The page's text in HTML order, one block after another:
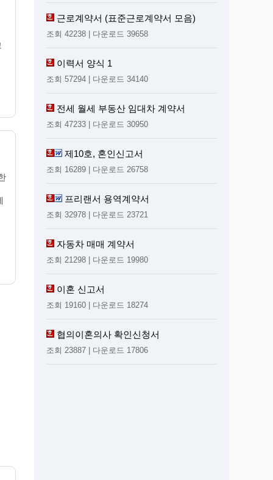
근로계약서 (표준근로계약서 모음)
조회 42238 | 다운로드 39658
이력서 양식 1
조회 57294 | 다운로드 34140
전세 월세 부동산 임대차 계약서
조회 47233 | 다운로드 30950
제10호, 혼인신고서
조회 16289 | 다운로드 26758
프리랜서 용역계약서
조회 32978 | 다운로드 23721
자동차 매매 계약서
조회 21298 | 다운로드 19980
이혼 신고서
조회 19160 | 다운로드 18274
협의이혼의사 확인신청서
조회 23887 | 다운로드 17806